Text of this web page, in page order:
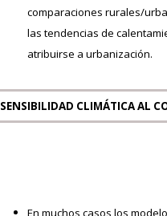
comparaciones rurales/
las tendencias de
atribuirse a urbanización.
SENSIBILIDAD CLIMÁTICA AL
En muchos casos los